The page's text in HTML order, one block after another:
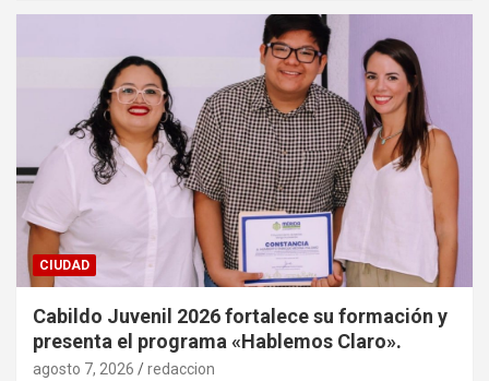
CIUDAD
Cabildo Juvenil 2026 fortalece su formación y
presenta el programa «Hablemos Claro».
agosto 7, 2026 redaccion